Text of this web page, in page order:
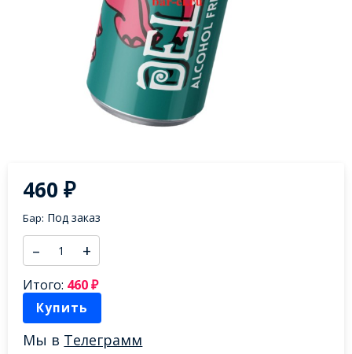
460₽
Бар: Под заказ
– +
Итого: 460₽
Купить
Мы в Телеграмм